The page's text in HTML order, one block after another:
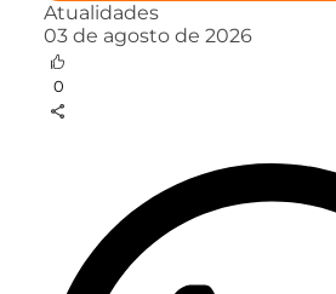
Atualidades
03 de agosto de 2026
0